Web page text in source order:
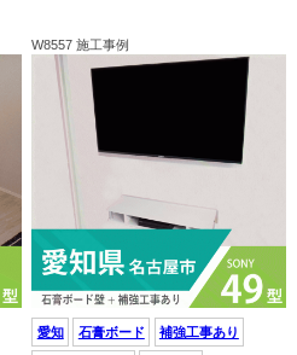
W8557 施工事例
愛知 石膏ボード 補強工事あり